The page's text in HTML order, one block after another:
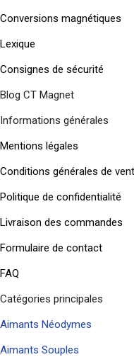
Conversions magnétiques
Lexique
Consignes de sécurité
Blog CT Magnet
Informations générales
Mentions légales
Conditions générales de
Politique de confidentialité
Livraison des commandes
Formulaire de contact
FAQ
Catégories principales
Aimants Néodymes
Aimants Souples